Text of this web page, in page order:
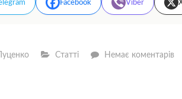
Facebook Viber
Статті Немає коментарів—